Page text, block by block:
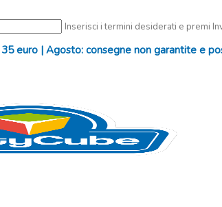
Inserisci i termini desiderati e premi
euro | Agosto: consegne non garantite e